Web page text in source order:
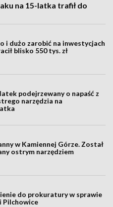
na 15-latka trafił do
i dużo zarobić na inwestycjach
blisko 550 tys. zł
podejrzewany o napaść z
narzędzia na
w Kamiennej Górze. Został
ostrym narzędziem
do prokuratury w sprawie
Pilchowice